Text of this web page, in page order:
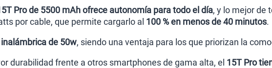
Pro de 5500 mAh ofrece autonomía para todo el día, y lo mejor de
por cable, que permite cargarlo al 100 % en menos de 40 minutos.
de 50w, siendo una ventaja para los que priorizan la
durabilidad frente a otros smartphones de gama alta, el 15T Pro